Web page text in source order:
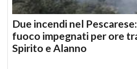
Due incendi nel
fuoco impegnati per ore
Spirito e Alanno